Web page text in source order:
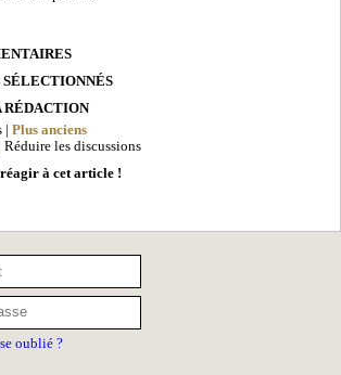
RÉDACTION
| Plus anciens
| Réduire les discussions
à cet article !
oublié ?